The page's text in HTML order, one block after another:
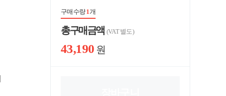
구매수량1개
총 구매 금액 (VAT 별도)
43,190 원